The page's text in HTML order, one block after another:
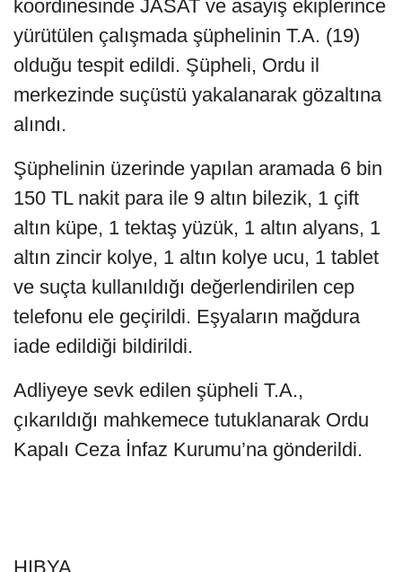
koordinesinde JASAT ve asayiş ekiplerince
yürütülen çalışmada şüphelinin T.A. (19)
olduğu tespit edildi. Şüpheli, Ordu il
merkezinde suçüstü yakalanarak gözaltına
alındı.
Şüphelinin üzerinde yapılan aramada 6 bin
150 TL nakit para ile 9 altın bilezik, 1 çift
altın küpe, 1 tektaş yüzük, 1 altın alyans, 1
altın zincir kolye, 1 altın kolye ucu, 1 tablet
ve suçta kullanıldığı değerlendirilen cep
telefonu ele geçirildi. Eşyaların mağdura
iade edildiği bildirildi.
Adliyeye sevk edilen şüpheli T.A.,
çıkarıldığı mahkemece tutuklanarak Ordu
Kapalı Ceza İnfaz Kurumu’na gönderildi.
HIBYA